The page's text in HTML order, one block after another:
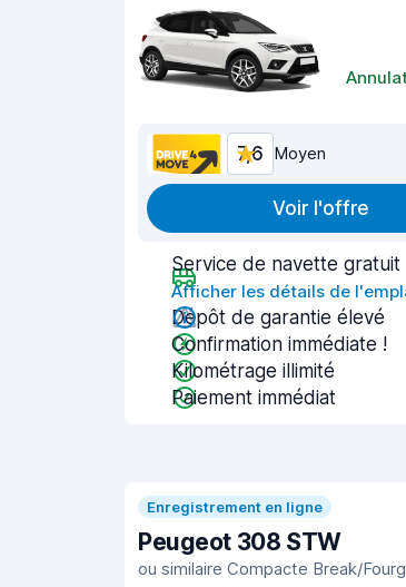
7,6 Moyen
Voir l'offre
Service de navette gratuit
Afficher les détails de
Dépôt de garantie élevé
Confirmation immédiate !
Kilométrage illimité
Paiement immédiat
Enregistrement en ligne
Peugeot 308 STW
ou similaire Compacte Break/